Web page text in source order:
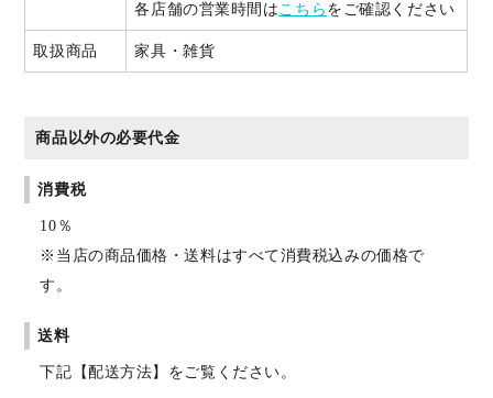
各店舗の営業時間はこちら をご確認ください
取扱商品 家具・雑貨
商品以外の必要代金
消費税
10％
※当店の商品価格・送料はすべて消費税込みの価格で
す。
送料
下記【配送方法】をご覧ください。